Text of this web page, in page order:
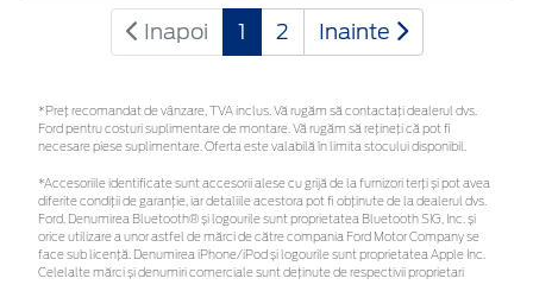
Inapoi 1 2 Inainte
*Preţ recomandat de vânzare, TVA inclus. Vă rugăm să contactaţi dealerul dvs.
Ford pentru costuri suplimentare de montare. Vă rugăm să rețineți că pot fi
necesare piese suplimentare. Oferta este valabilă în limita stocului disponibil.
*Accesoriile identificate sunt accesorii alese cu grijă de la furnizori terți și pot avea
diferite condiții de garanție, iar detaliile acestora pot fi obținute de la dealerul dvs.
Ford. Denumirea Bluetooth® și logourile sunt proprietatea Bluetooth SIG, Inc. și
orice utilizare a unor astfel de mărci de către compania Ford Motor Company se
face sub licență. Denumirea iPhone/iPod și logourile sunt proprietatea Apple Inc.
Celelalte mărci și denumiri comerciale sunt deținute de respectivii proprietari